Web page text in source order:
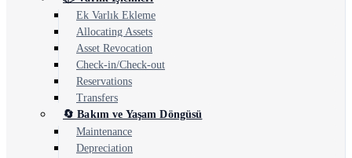
Ek Varlık Ekleme
Allocating Assets
Asset Revocation
Check-in/Check-out
Reservations
Transfers
🔄 Bakım ve Yaşam Döngüsü
Maintenance
Depreciation